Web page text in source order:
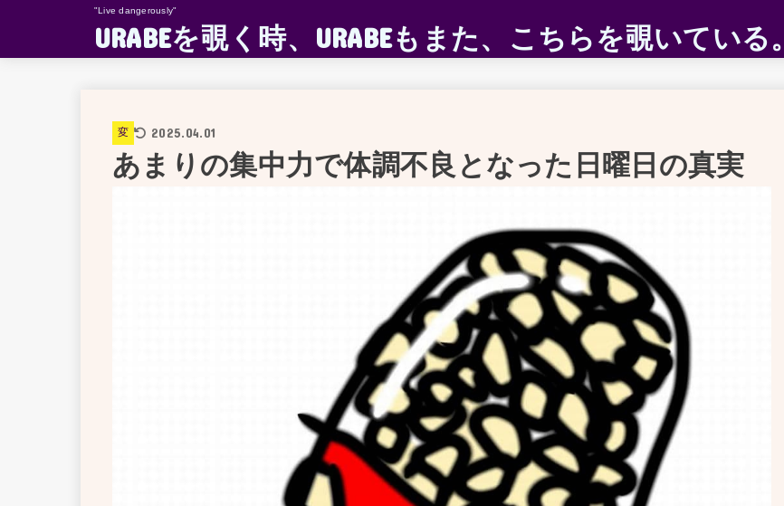
"Live dangerously"
URABEを覗く時、URABEもまた、こちらを覗いている。
変 2025.04.01
あまりの集中力で体調不良となった日曜日の真実